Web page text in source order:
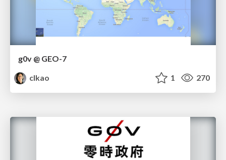
g0v @ GEO-7
clkao
1 270